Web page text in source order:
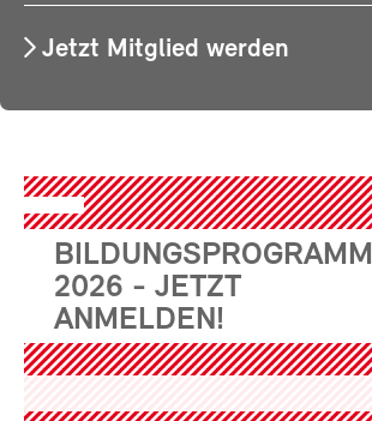
Jetzt Mitglied werden
BILDUNGSPROGRAMM
2026 - JETZT
ANMELDEN!